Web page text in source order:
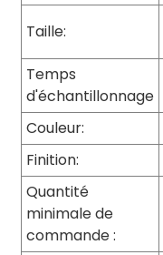
Taille:
Temps
d'échantillonnage
Couleur:
Finition:
Quantité
minimale de
commande :